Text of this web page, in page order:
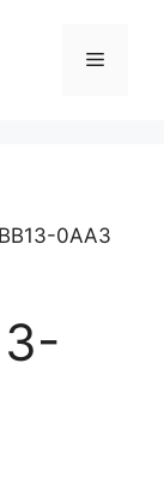
Menu
0AA3